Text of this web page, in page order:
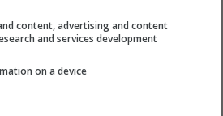
scuote i
content, advertising and content
and services development
on a device